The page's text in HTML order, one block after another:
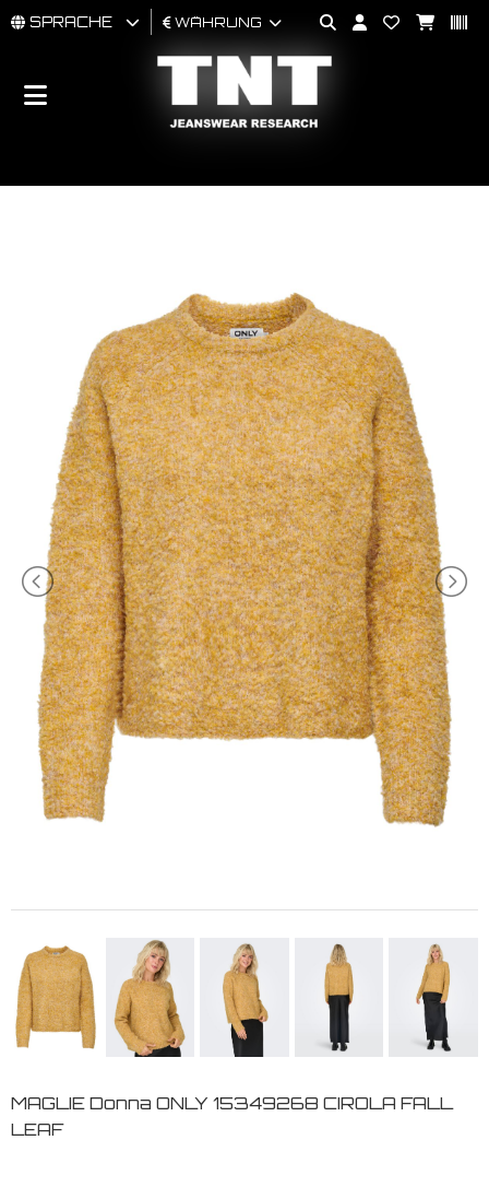
MÄNNER
BRAND
SPRACHE WÄHRUNG
MAGLIE Donna ONLY 15349268 CIROLA FALL
LEAF